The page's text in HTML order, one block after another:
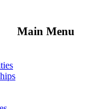
Main Menu